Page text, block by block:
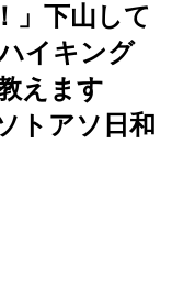
」下山して
イキング
えます
トアソ日和